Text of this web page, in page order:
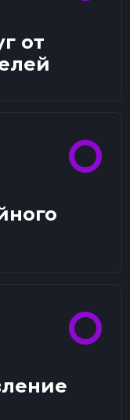
от